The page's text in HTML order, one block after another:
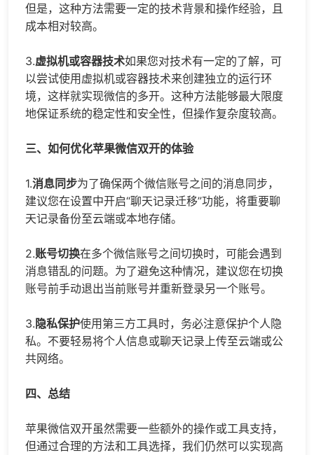
但是，这种方法需要一定的技术背景和操作经验，且
成本相对较高。
3.虚拟机或容器技术如果您对技术有一定的了解，可
以尝试使用虚拟机或容器技术来创建独立的运行环
境，这样就实现微信的多开。这种方法能够最大限度
地保证系统的稳定性和安全性，但操作复杂度较高。
三、如何优化苹果微信双开的体验
1.消息同步为了确保两个微信账号之间的消息同步，
建议您在设置中开启“聊天记录迁移”功能，将重要聊
天记录备份至云端或本地存储。
2.账号切换在多个微信账号之间切换时，可能会遇到
消息错乱的问题。为了避免这种情况，建议您在切换
账号前手动退出当前账号并重新登录另一个账号。
3.隐私保护使用第三方工具时，务必注意保护个人隐
私。不要轻易将个人信息或聊天记录上传至云端或公
共网络。
四、总结
苹果微信双开虽然需要一些额外的操作或工具支持，
但通过合理的方法和工具选择，我们仍然可以实现高